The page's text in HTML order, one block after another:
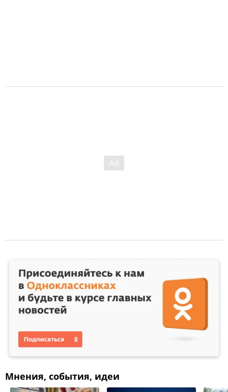
Мнения, события, идеи